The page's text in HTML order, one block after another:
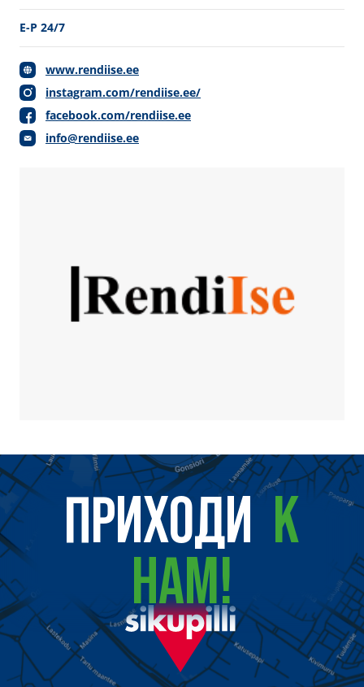
E-P 24/7
www.rendiise.ee
instagram.com/rendiise.ee/
facebook.com/rendiise.ee
info@rendiise.ee
ПРИХОДИ К
НАМ!